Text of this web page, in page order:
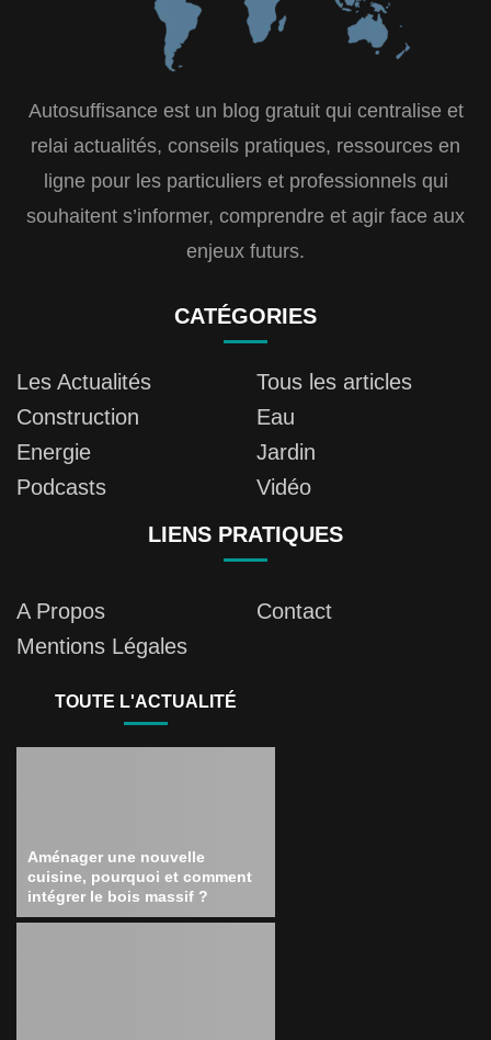
Autosuffisance est un blog gratuit qui centralise et
relai actualités, conseils pratiques, ressources en
ligne pour les particuliers et professionnels qui
souhaitent s’informer, comprendre et agir face aux
enjeux futurs.
CATÉGORIES
Les Actualités
Tous les articles
Construction
Eau
Energie
Jardin
Podcasts
Vidéo
LIENS PRATIQUES
A Propos
Contact
Mentions Légales
TOUTE L'ACTUALITÉ
Aménager une nouvelle
cuisine, pourquoi et comment
intégrer le bois massif ?